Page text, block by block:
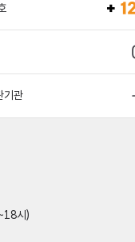
기관
시)